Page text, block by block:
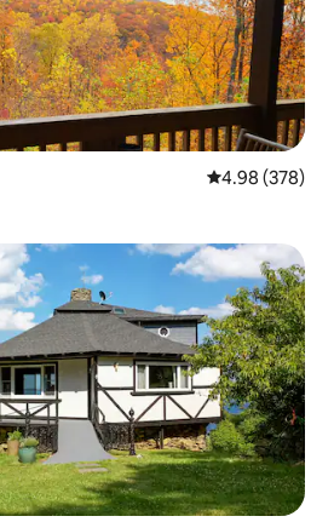
平均评分 4.98
4.98 (378)